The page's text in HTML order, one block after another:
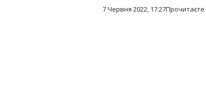
7 Червня 2022, 17:27Прочитаєте